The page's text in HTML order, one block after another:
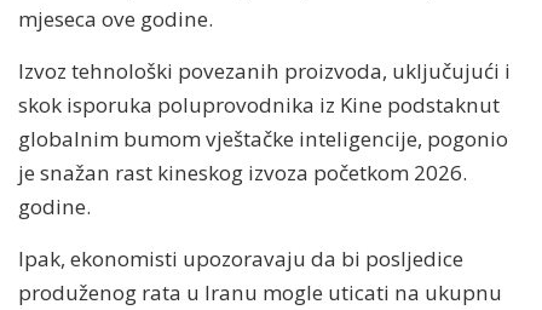
mjeseca ove godine.
Izvoz tehnološki povezanih proizvoda, uključujući i
skok isporuka poluprovodnika iz Kine podstaknut
globalnim bumom vještačke inteligencije, pogonio
je snažan rast kineskog izvoza početkom 2026.
godine.
Ipak, ekonomisti upozoravaju da bi posljedice
produženog rata u Iranu mogle uticati na ukupnu